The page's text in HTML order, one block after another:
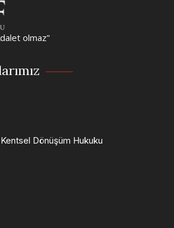
olmaz”
Dönüşüm Hukuku